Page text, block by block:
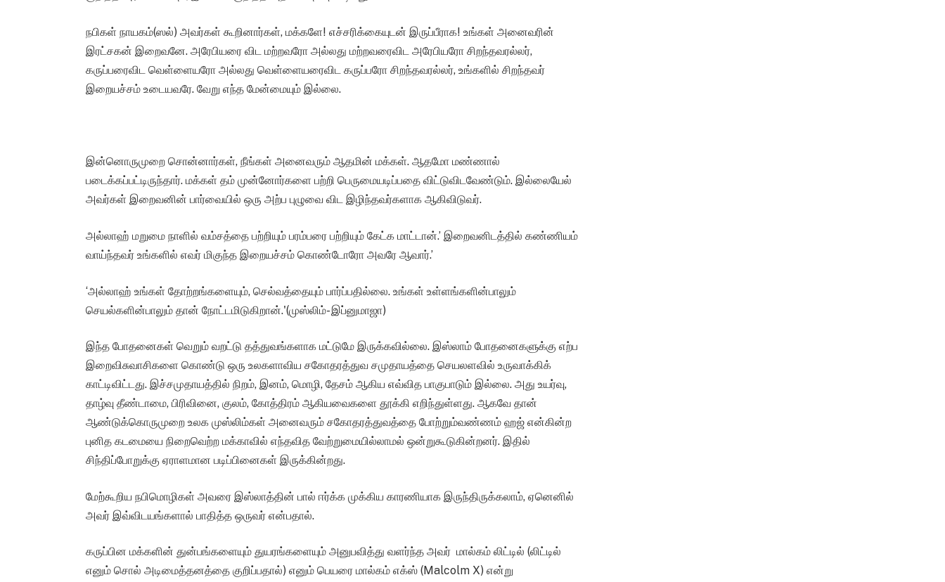
நபிகள் நாயகம்(ஸல்) அவர்கள் கூறினார்கள், மக்களே! எச்சரிக்கையுடன் இருப்பீராக! உங்கள் அனைவரின்
இரட்சகன் இறைவனே. அரேபியரை விட மற்றவரோ அல்லது மற்றவரைவிட அரேபியரோ சிறந்தவரல்லர்,
கருப்பரைவிட வெள்ளையரோ அல்லது வெள்ளையரைவிட கருப்பரோ சிறந்தவரல்லர், உங்களில் சிறந்தவர்
இறையச்சம் உடையவரே. வேறு எந்த மேன்மையும் இல்லை.
இன்னொருமுறை சொன்னார்கள், நீங்கள் அனைவரும் ஆதமின் மக்கள். ஆதமோ மண்ணால்
படைக்கப்பட்டிருந்தார். மக்கள் தம் முன்னோர்களை பற்றி பெருமையடிப்பதை விட்டுவிடவேண்டும். இல்லையேல்
அவர்கள் இறைவனின் பார்வையில் ஒரு அற்ப புழுவை விட இழிந்தவர்களாக ஆகிவிடுவர்.
அல்லாஹ் மறுமை நாளில் வம்சத்தை பற்றியும் பரம்பரை பற்றியும் கேட்க மாட்டான்.’ இறைவனிடத்தில் கண்ணியம்
வாய்ந்தவர் உங்களில் எவர் மிகுந்த இறையச்சம் கொண்டோரோ அவரே ஆவார்.’
‘அல்லாஹ் உங்கள் தோற்றங்களையும், செல்வத்தையும் பார்ப்பதில்லை. உங்கள் உள்ளங்களின்பாலும்
செயல்களின்பாலும் தான் நோட்டமிடுகிறான்.'(முஸ்லிம்- இப்னுமாஜா)
இந்த போதனைகள் வெறும் வறட்டு தத்துவங்களாக மட்டுமே இருக்கவில்லை. இஸ்லாம் போதனைகளுக்கு எற்ப
இறைவிசுவாசிகளை கொண்டு ஒரு உலகளாவிய சகோதரத்துவ சமுதாயத்தை செயலளவில் உருவாக்கிக்
காட்டிவிட்டது. இச்சமுதாயத்தில் நிறம், இனம், மொழி, தேசம் ஆகிய எவ்வித பாகுபாடும் இல்லை. அது உயர்வு,
தாழ்வு தீண்டாமை, பிரிவினை, குலம், கோத்திரம் ஆகியவைகளை தூக்கி எறிந்துள்ளது. ஆகவே தான்
ஆண்டுக்கொருமுறை உலக முஸ்லிம்கள் அனைவரும் சகோதரத்துவத்தை போற்றும்வண்ணம் ஹஜ் என்கின்ற
புனித கடமையை நிறைவெற்ற மக்காவில் எந்தவித வேற்றுமையில்லாமல் ஒன்றுகூடுகின்றனர். இதில்
சிந்திப்போறுக்கு ஏராளமான படிப்பினைகள் இருக்கின்றது.
மேற்கூறிய நபிமொழிகள் அவரை இஸ்லாத்தின் பால் ஈர்க்க முக்கிய காரணியாக இருந்திருக்கலாம், ஏனெனில்
அவர் இவ்விடயங்களால் பாதித்த ஒருவர் என்பதால்.
கருப்பின மக்களின் துன்பங்களையும் துயரங்களையும் அனுபவித்து வளர்ந்த அவர் மால்கம் லிட்டில் (லிட்டில்
எனும் சொல் அடிமைத்தனத்தை குறிப்பதால்) எனும் பெயரை மால்கம் எக்ஸ் (Malcolm X) என்று